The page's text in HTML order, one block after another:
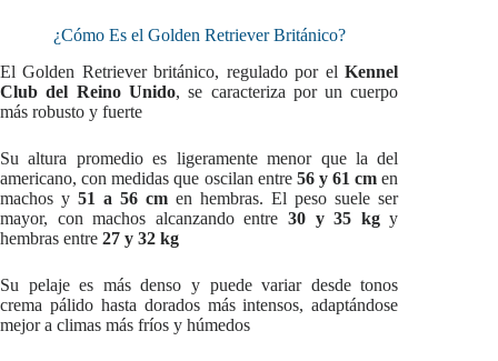
¿Cómo Es el Golden Retriever Británico?
El Golden Retriever británico, regulado por elKennel
Club del Reino Unido, se caracteriza por un cuerpo
más robusto y fuerte
Su altura promedio es ligeramente menor que la del
americano, con medidas que oscilan entre 56 y 61 cm en
machos y51 a 56 cm en hembras. El peso suele ser
mayor, con machos alcanzando entre 30 y 35 kgy
hembras entre 27 y 32 kg
Su pelaje es más denso y puede variar desde tonos
crema pálido hasta dorados más intensos, adaptándose
mejor a climas más fríos y húmedos